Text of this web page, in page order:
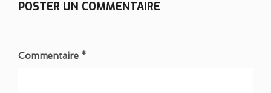
POSTER UN COMMENTAIRE
Commentaire *